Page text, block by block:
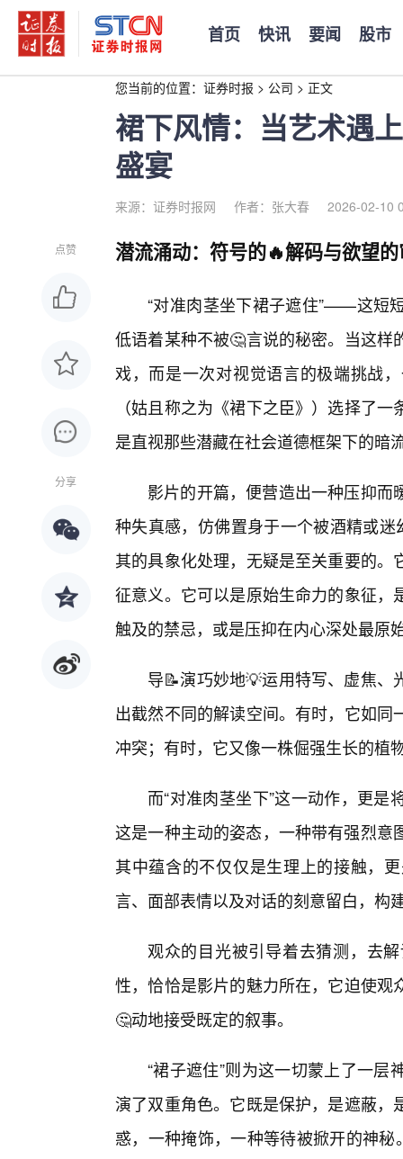
首页 快讯 要闻 股市
您当前的位置： 证券时报 > 公司 > 正文
裙下风情：当艺术遇
盛宴
来源：证券时报网 作者：张大春 2026-02-10
点赞
分享
潜流涌动：符号的🔥解码与欲望
“对准肉茎坐下裙子遮住”——这短
低语着某种不被🤔言说的秘密。当这
戏，而是一次对视觉语言的极端挑战
（姑且称之为《裙下之臣》）选择了
是直视那些潜藏在社会道德框架下的暗
影片的开篇，便营造出一种压抑
种失真感，仿佛置身于一个被酒精或
其的具象化处理，无疑是至关重要的
征意义。它可以是原始生命力的象征
触及的禁忌，或是压抑在内心深处最原
导📝演巧妙地💡运用特写、虚焦
出截然不同的解读空间。有时，它如
冲突；有时，它又像一株倔强生长的植
而“对准肉茎坐下”这一动作，更
这是一种主动的姿态，一种带有强烈意
其中蕴含的不仅仅是生理上的接触，
言、面部表情以及对话的刻意留白，构
观众的目光被引导着去猜测，去
性，恰恰是影片的魅力所在，它迫使
🤔动地接受既定的叙事。
“裙子遮住”则为这一切蒙上了一
演了双重角色。它既是保护，是遮蔽
惑，一种掩饰，一种等待被掀开的神